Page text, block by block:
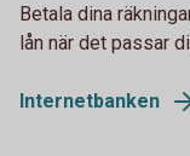
Betala dina
lån när det passar
Internetbanken